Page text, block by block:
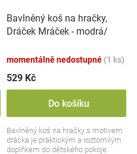
Bavlněný koš na hračky,
Dráček Mráček - modrá/
momentálně nedostupné (1 ks)
529 Kč
Do košíku
Bavlněný koš na hračky s motivem
dráčka je praktickým a roztomilým
doplňkem do dětského pokoje.